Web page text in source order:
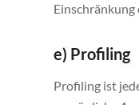
e) Profiling
Profiling ist